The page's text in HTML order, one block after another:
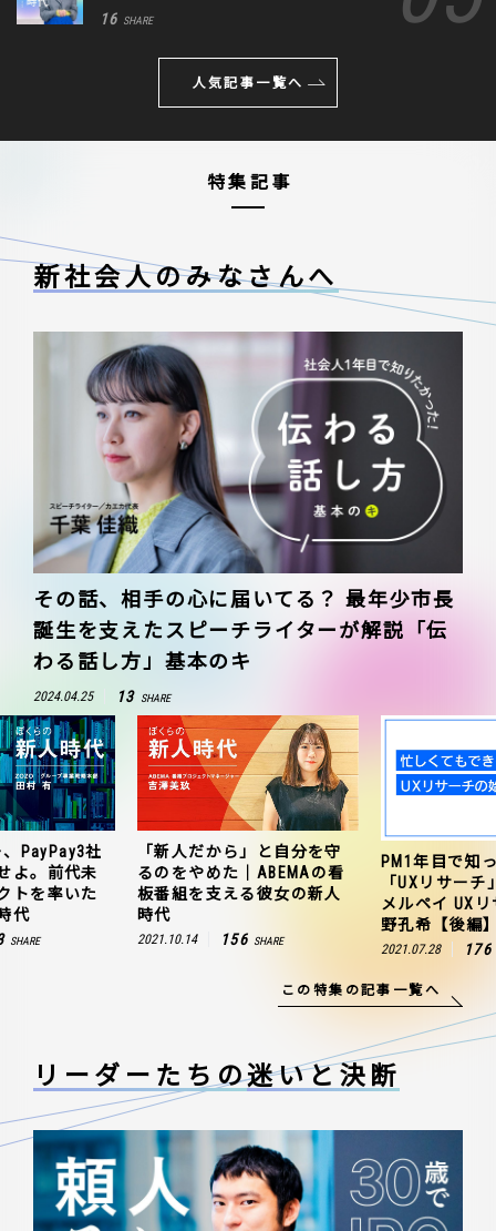
生きる道
16 SHARE
人気記事一覧へ
特集記事
新社会人のみなさんへ
その話、相手の心に届いてる？ 最年少市長
誕生を支えたスピーチライターが解説「伝
わる話し方」基本のキ
2024.04.25 13 SHARE
PayPay3社
よ。前代未
トを率いた
代
SHARE
「新人だから」と自分を守
るのをやめた｜ABEMAの看
板番組を支える彼女の新人
時代
2021.10.14 156 SHARE
PM1年目で知
「UXリサー
メルペイ UX
野孔希【後編
2021.07.28 176
この特集の記事一覧へ
リーダーたちの迷いと決断